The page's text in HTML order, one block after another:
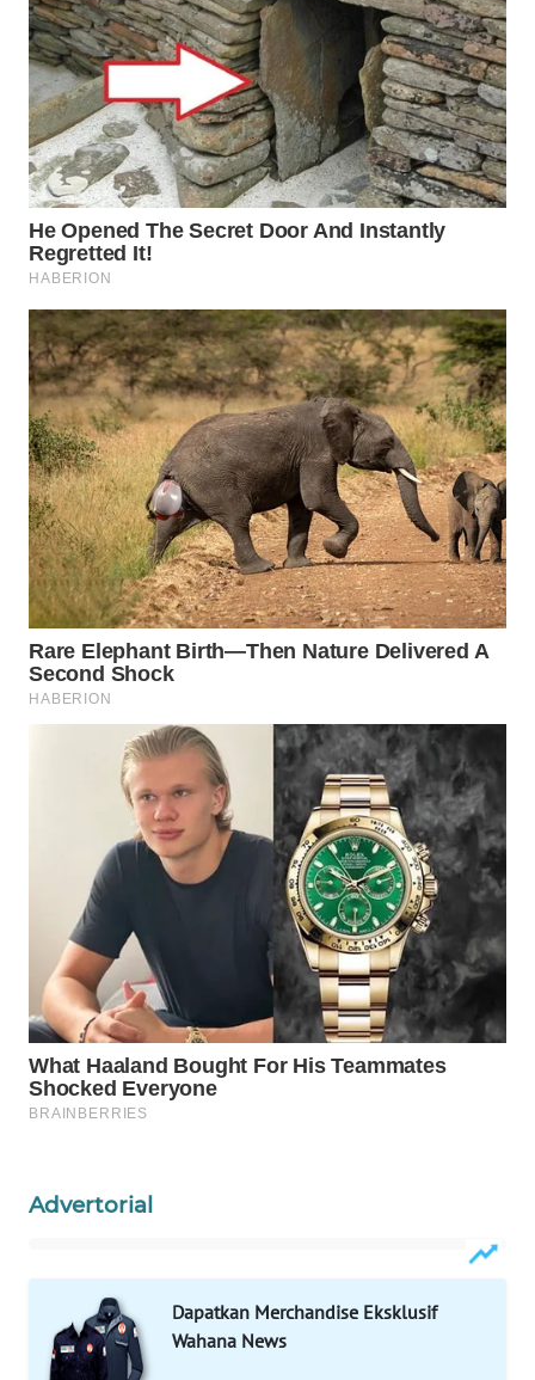
Advertorial
Dapatkan Merchandise Eksklusif
Wahana News
WAHANA
SELEB
WAHANA
PERSONA
WAHANA
OTOMOTIF
WAHANA
WAHANA
DESA
WISATA
LAPAK
WAHANA
Wahana
Network
KONSUMEN
LISTRIK
MASYARAKAT
KELISTRIKAN
MAWAKA
ID
MARTABAT
NET
PLN
WATCH
KOPEKLIN